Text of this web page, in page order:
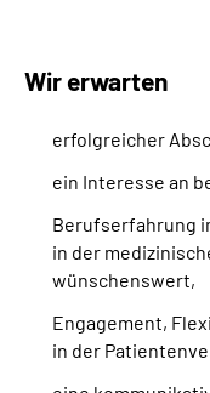
Wir erwarten
erfolgreicher
ein Interesse an
Berufserfahrung
in der
wünschenswert,
Engagement,
in der